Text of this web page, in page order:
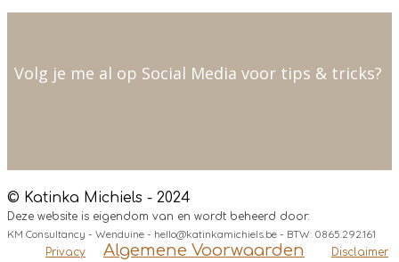
Volg je me al op Social Media voor tips & tricks?
© Katinka Michiels - 2024
Deze website is eigendom van en wordt beheerd door:
KM Consultancy - Wenduine - hello@katinkamichiels.be - BTW: 0865.292.161
Privacy Algemene Voorwaarden Disclaimer